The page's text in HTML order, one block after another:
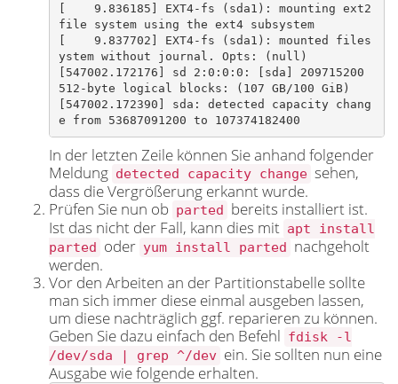
[    9.836185] EXT4-fs (sda1): mounting ext2
file system using the ext4 subsystem
[    9.837702] EXT4-fs (sda1): mounted files
ystem without journal. Opts: (null)
[547002.172176] sd 2:0:0:0: [sda] 209715200
512-byte logical blocks: (107 GB/100 GiB)
[547002.172390] sda: detected capacity chang
e from 53687091200 to 107374182400​
In der letzten Zeile können Sie anhand folgender
Meldung detected capacity change sehen,
dass die Vergrößerung erkannt wurde.
Prüfen Sie nun ob parted bereits installiert ist.
Ist das nicht der Fall, kann dies mit apt install
parted oder yum install parted nachgeholt
werden.
Vor den Arbeiten an der Partitionstabelle sollte
man sich immer diese einmal ausgeben lassen,
um diese nachträglich ggf. reparieren zu können.
Geben Sie dazu einfach den Befehl fdisk -l
/dev/sda | grep ^/dev ein. Sie sollten nun eine
Ausgabe wie folgende erhalten.